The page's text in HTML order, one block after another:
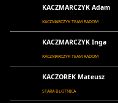
KACZMARCZYK Adam
KACZMARCZYK TEAM RADOM
KACZMARCZYK Inga
KACZMARCZYK TEAM RADOM
KACZOREK Mateusz
STARA BŁOTNICA